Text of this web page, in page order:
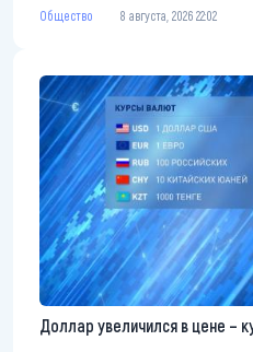
Общество 8 августа, 2026 22:02
Доллар увеличился в цене –